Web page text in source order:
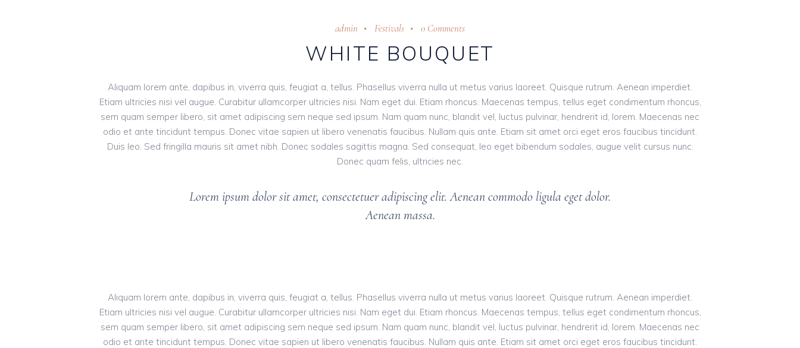
admin Festivals 0 Comments
WHITE BOUQUET
Aliquam lorem ante, dapibus in, viverra quis, feugiat a, tellus. Phasellus viverra nulla ut metus varius laoreet. Quisque rutrum. Aenean imperdiet.
Etiam ultricies nisi vel augue. Curabitur ullamcorper ultricies nisi. Nam eget dui. Etiam rhoncus. Maecenas tempus, tellus eget condimentum rhoncus,
sem quam semper libero, sit amet adipiscing sem neque sed ipsum. Nam quam nunc, blandit vel, luctus pulvinar, hendrerit id, lorem. Maecenas nec
odio et ante tincidunt tempus. Donec vitae sapien ut libero venenatis faucibus. Nullam quis ante. Etiam sit amet orci eget eros faucibus tincidunt.
Duis leo. Sed fringilla mauris sit amet nibh. Donec sodales sagittis magna. Sed consequat, leo eget bibendum sodales, augue velit cursus nunc.
Donec quam felis, ultricies nec.
Lorem ipsum dolor sit amet, consectetuer adipiscing elit. Aenean commodo ligula eget dolor.
Aenean massa.
Aliquam lorem ante, dapibus in, viverra quis, feugiat a, tellus. Phasellus viverra nulla ut metus varius laoreet. Quisque rutrum. Aenean imperdiet.
Etiam ultricies nisi vel augue. Curabitur ullamcorper ultricies nisi. Nam eget dui. Etiam rhoncus. Maecenas tempus, tellus eget condimentum rhoncus,
sem quam semper libero, sit amet adipiscing sem neque sed ipsum. Nam quam nunc, blandit vel, luctus pulvinar, hendrerit id, lorem. Maecenas nec
odio et ante tincidunt tempus. Donec vitae sapien ut libero venenatis faucibus. Nullam quis ante. Etiam sit amet orci eget eros faucibus tincidunt.